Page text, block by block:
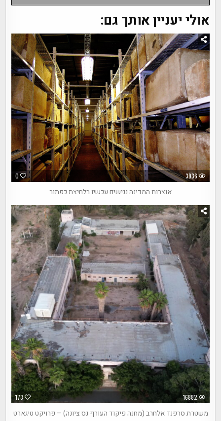
אולי יעניין אותך גם:
0 3936
אוצרות המדינה נגישים עכשיו בלחיצת כפתור
173 16882
משטרת סרפנד אלחרב (מחנה פיקוד העורף נס ציונה) – פרויקט טיגארט